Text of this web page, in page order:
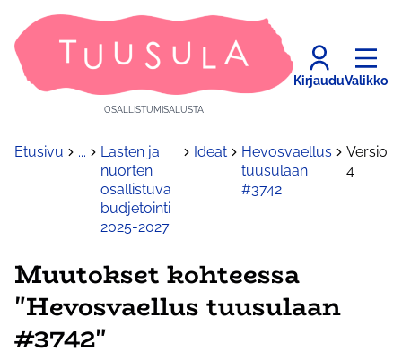
OSALLISTUMISALUSTA
KirjauduValikko
Etusivu ...
Lasten ja
nuorten
osallistuva
budjetointi
2025-2027
Ideat
Hevosvaellus
tuusulaan
#3742
Versio
4
Muutokset kohteessa
"Hevosvaellus tuusulaan
#3742"